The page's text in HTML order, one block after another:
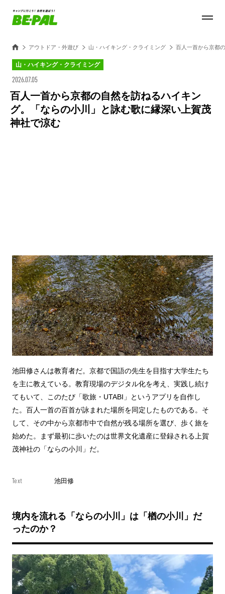
アウトドア・外遊び 山・ハイキング・クライミング 百人一首から京都
山・ハイキング・クライミング
2026.07.05
百人一首から京都の自然を訪ねるハイキン
グ。「ならの小川」と詠む歌に縁深い上賀茂
神社で涼む
池田修さんは教育者だ。京都で国語の先生を目指す大学生たち
を主に教えている。教育現場のデジタル化を考え、実践し続け
てもいて、このたび「歌旅・UTABI」というアプリを自作し
た。百人一首の百首が詠まれた場所を同定したものである。そ
して、その中から京都市中で自然が残る場所を選び、歩く旅を
始めた。まず最初に歩いたのは世界文化遺産に登録される上賀
茂神社の「ならの小川」だ。
Text 池田修
境内を流れる「ならの小川」は「楢の小川」だ
ったのか？